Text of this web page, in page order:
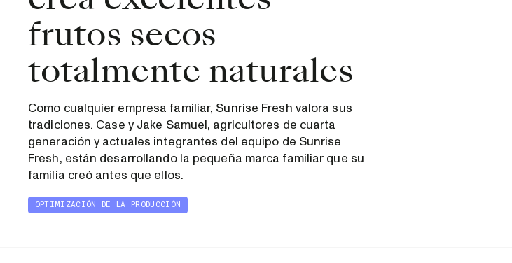
frutos secos
totalmente naturales
Como cualquier empresa familiar, Sunrise Fresh valora sus
tradiciones. Case y Jake Samuel, agricultores de cuarta
generación y actuales integrantes del equipo de Sunrise
Fresh, están desarrollando la pequeña marca familiar que su
familia creó antes que ellos.
OPTIMIZACIÓN DE LA PRODUCCIÓN